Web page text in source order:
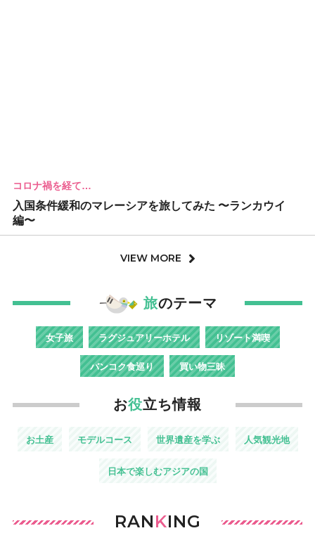
コロナ禍を経て…
入国条件緩和のマレーシアを旅してみた 〜ランカウイ
編〜
VIEW MORE
旅のテーマ
女子旅 ラグジュアリーホテル リゾート満喫
バンコク食巡り 買い物三昧
お役立ち情報
お土産 モデルコース 世界遺産を学ぶ 人気観光地
日本で楽しむアジアの国
RANKING